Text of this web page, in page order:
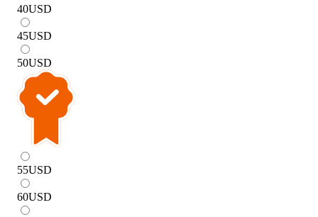
40USD
45USD
50USD
55USD
60USD